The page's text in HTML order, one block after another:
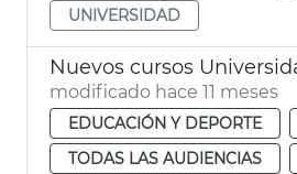
UNIVERSIDAD
Nuevos cursos
modificado hace 11 meses
EDUCACIÓN Y DEPORTE
TODAS LAS AUDIENCIAS